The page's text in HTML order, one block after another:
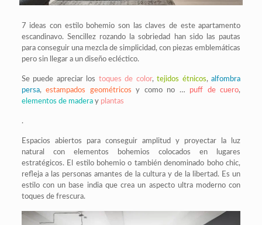
7 ideas con estilo bohemio son las claves de este apartamento
escandinavo. Sencillez rozando la sobriedad han sido las pautas
para conseguir una mezcla de simplicidad, con piezas emblemáticas
pero sin llegar a un diseño ecléctico.
Se puede apreciar los toques de color,tejidos étnicos,alfombra
persa,estampados geométricos y como no … puff de cuero,
elementos de maderay plantas
.
Espacios abiertos para conseguir amplitud y proyectar la luz
natural con elementos bohemios colocados en lugares
estratégicos. El estilo bohemio o también denominado boho chic,
refleja a las personas amantes de la cultura y de la libertad. Es un
estilo con un base india que crea un aspecto ultra moderno con
toques de frescura.